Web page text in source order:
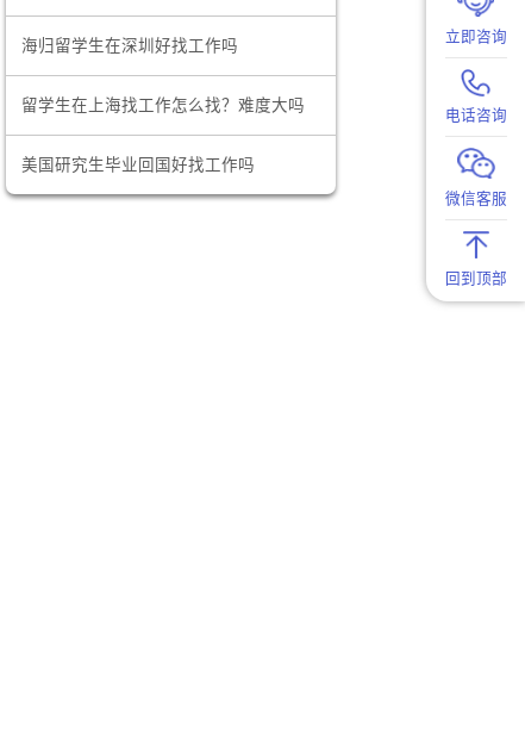
国际化大
点。
习，可
专业人
世界各
海的国
海稍高
况下，
纷纷涌
【阿里国际实习内推】 留学生专属实习项目，官方合作资源总部办公
海归留学生在深圳好找工作吗